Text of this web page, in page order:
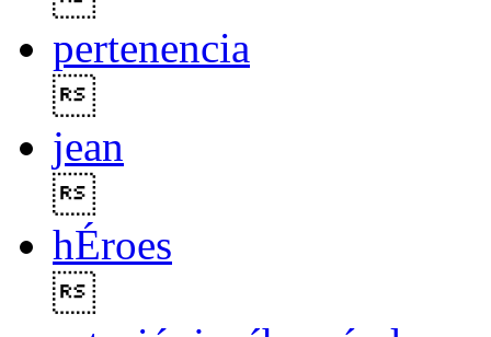
pertenencia
jean
hÉroes